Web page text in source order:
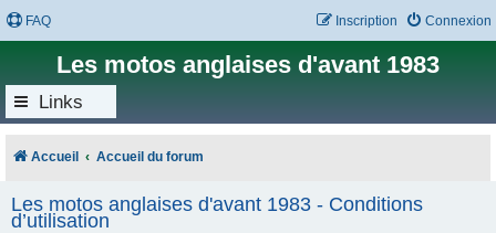
FAQ Connexion
Inscription
Les motos anglaises d'avant 1983
Links
Accueil Accueil du forum
Les motos anglaises d'avant 1983 - Conditions
d’utilisation